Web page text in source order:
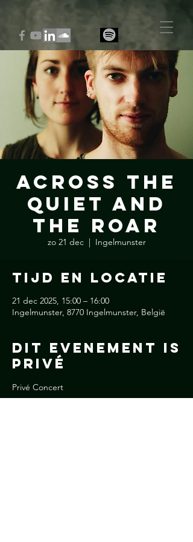
Across the
Quiet and
the Roar
zo 21 dec
  |
Ingelmunster
Tijd en locatie
21 dec 2025, 15:00 – 16:00
Ingelmunster, 8770 Ingelmunster, België
Dit Evenement is
Privé
Privé Concert